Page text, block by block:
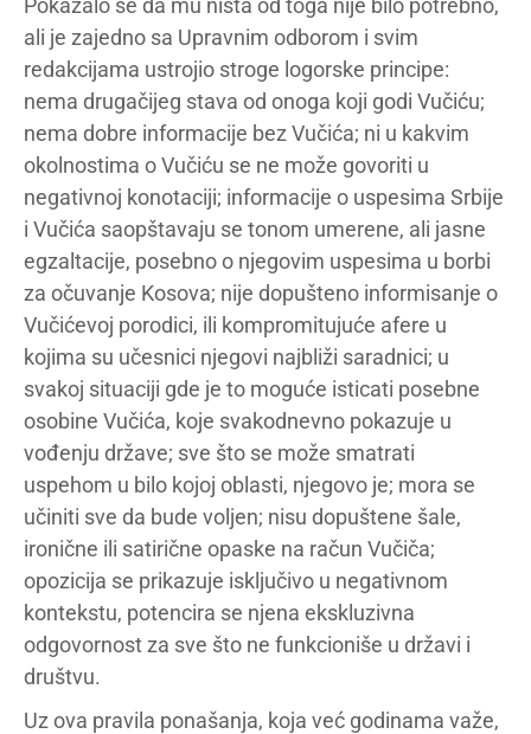
Pokazalo se da mu ništa od toga nije bilo potrebno,
ali je zajedno sa Upravnim odborom i svim
redakcijama ustrojio stroge logorske principe:
nema drugačijeg stava od onoga koji godi Vučiću;
nema dobre informacije bez Vučića; ni u kakvim
okolnostima o Vučiću se ne može govoriti u
negativnoj konotaciji; informacije o uspesima Srbije
i Vučića saopštavaju se tonom umerene, ali jasne
egzaltacije, posebno o njegovim uspesima u borbi
za očuvanje Kosova; nije dopušteno informisanje o
Vučićevoj porodici, ili kompromitujuće afere u
kojima su učesnici njegovi najbliži saradnici; u
svakoj situaciji gde je to moguće isticati posebne
osobine Vučića, koje svakodnevno pokazuje u
vođenju države; sve što se može smatrati
uspehom u bilo kojoj oblasti, njegovo je; mora se
učiniti sve da bude voljen; nisu dopuštene šale,
ironične ili satirične opaske na račun Vučiča;
opozicija se prikazuje isključivo u negativnom
kontekstu, potencira se njena ekskluzivna
odgovornost za sve što ne funkcioniše u državi i
društvu.
Uz ova pravila ponašanja, koja već godinama važe,